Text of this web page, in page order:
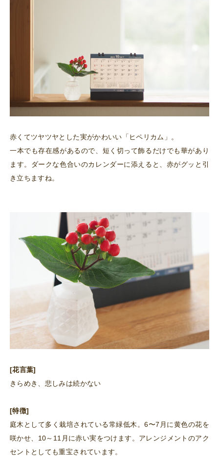
赤くてツヤツヤとした実がかわいい「ヒペリカム」。
一本でも存在感があるので、短く切って飾るだけでも華があり
ます。ダークな色合いのカレンダーに添えると、赤がグッと引
き立ちますね。
[花言葉]
きらめき、悲しみは続かない
[特徴]
庭木として多く栽培されている常緑低木。6〜7月に黄色の花を
咲かせ、10～11月に赤い実をつけます。アレンジメントのアク
セントとしても重宝されています。